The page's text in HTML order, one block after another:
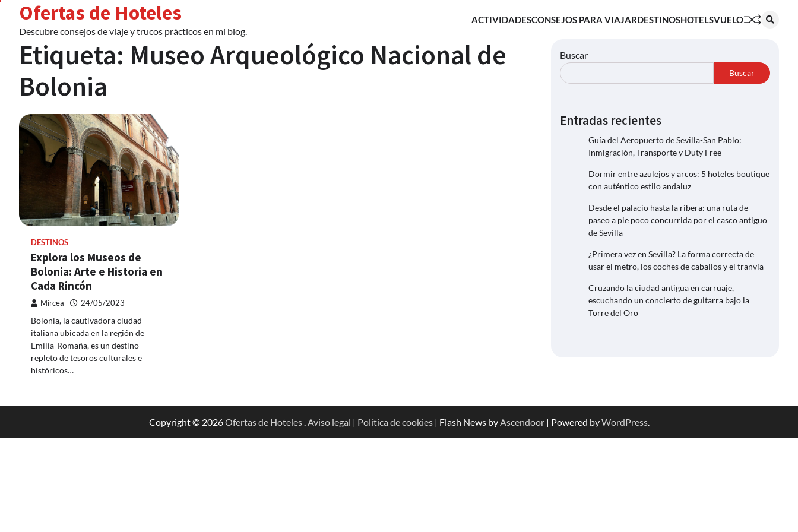
content
Ofertas de Hoteles
Descubre consejos de viaje y trucos prácticos en mi blog.
ACTIVIDADESCONSEJOS PARA VIAJARDESTINOSHOTELSVUELO
Etiqueta: Museo Arqueológico Nacional de
Bolonia
DESTINOS
Explora los Museos de
Bolonia: Arte e Historia en
Cada Rincón
Mircea 24/05/2023
Bolonia, la cautivadora ciudad
italiana ubicada en la región de
Emilia-Romaña, es un destino
repleto de tesoros culturales e
históricos…
Buscar
Buscar
Entradas recientes
Guía del Aeropuerto de Sevilla-San Pablo:
Inmigración, Transporte y Duty Free
Dormir entre azulejos y arcos: 5 hoteles boutique
con auténtico estilo andaluz
Desde el palacio hasta la ribera: una ruta de
paseo a pie poco concurrida por el casco antiguo
de Sevilla
¿Primera vez en Sevilla? La forma correcta de
usar el metro, los coches de caballos y el tranvía
Cruzando la ciudad antigua en carruaje,
escuchando un concierto de guitarra bajo la
Torre del Oro
Copyright © 2026Ofertas de Hoteles.Aviso legal | Política de cookies| Flash News byAscendoor| Powered byWordPress.